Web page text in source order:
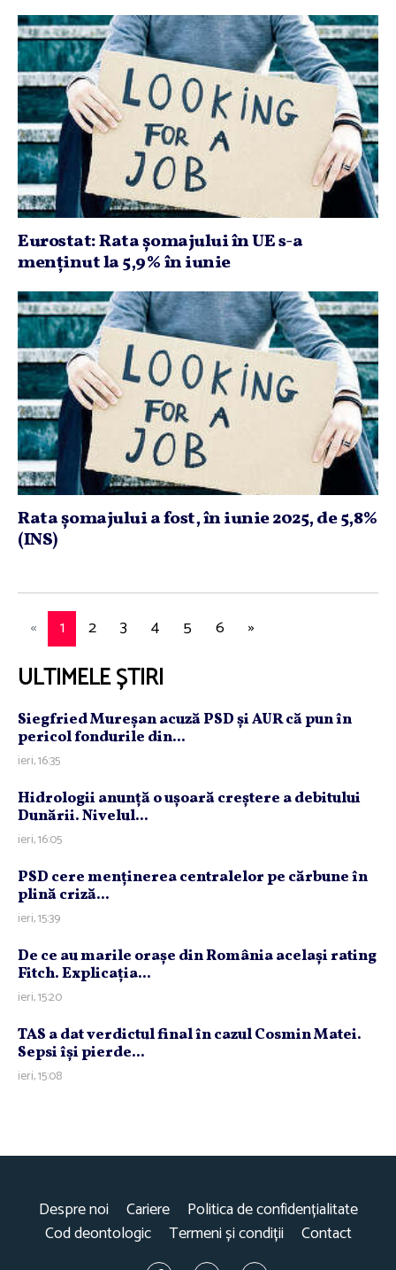
Eurostat: Rata şomajului în UE s-a
menţinut la 5,9% în iunie
Rata şomajului a fost, în iunie 2025, de 5,8%
(INS)
« 1 2 3 4 5 6 »
ULTIMELE ȘTIRI
Siegfried Mureşan acuză PSD şi AUR că pun în
pericol fondurile din...
ieri, 16:35
Hidrologii anunţă o uşoară creştere a debitului
Dunării. Nivelul...
ieri, 16:05
PSD cere menţinerea centralelor pe cărbune în
plină criză...
ieri, 15:39
De ce au marile oraşe din România acelaşi rating
Fitch. Explicaţia...
ieri, 15:20
TAS a dat verdictul final în cazul Cosmin Matei.
Sepsi îşi pierde...
ieri, 15:08
Despre noi Cariere
Politica de confidențialitate
Cod deontologic
Termeni și condiții Contact